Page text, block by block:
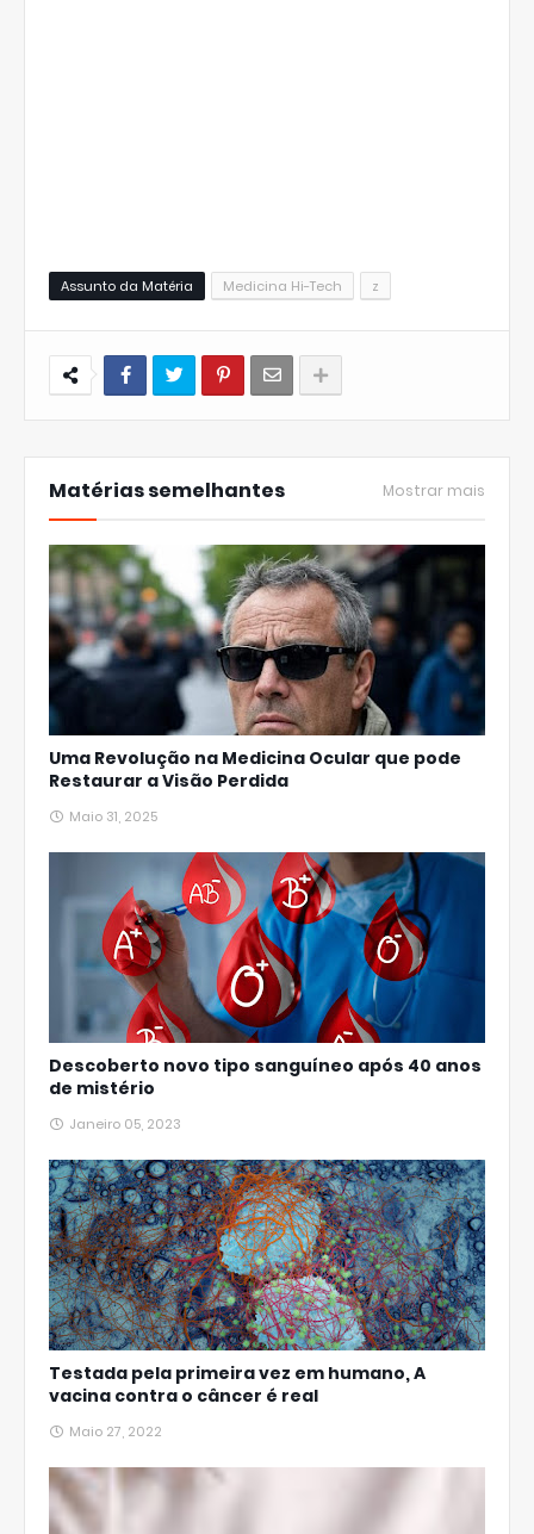
Assunto da Matéria Medicina Hi-Tech z
Matérias semelhantes Mostrar mais
Uma Revolução na Medicina Ocular que pode
Restaurar a Visão Perdida
Maio 31, 2025
Descoberto novo tipo sanguíneo após 40 anos
de mistério
Janeiro 05, 2023
Testada pela primeira vez em humano, A
vacina contra o câncer é real
Maio 27, 2022